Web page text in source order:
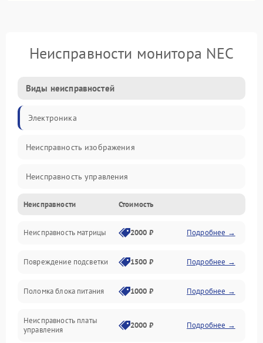
Неисправности монитора NEC
Виды неисправностей
Электроника
Неисправность изображения
Неисправность управления
Неисправность интерфейсов
Прочие неисправности
Неисправность звука
Механические повреждения
Неисправности Стоимость
Неисправность матрицы 2000 ₽ Подробнее →
Повреждение подсветки 1500 ₽ Подробнее →
Поломка блока питания 1000 ₽ Подробнее →
Неисправность платы
управления
2000 ₽ Подробнее →